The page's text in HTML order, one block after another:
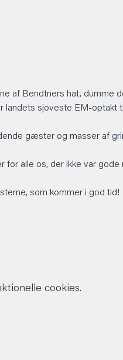
af Bendtners hat, dumme
landets sjoveste EM-optakt
gæster og masser af
for alle os, der ikke var gode
som kommer i god tid!
cookies.